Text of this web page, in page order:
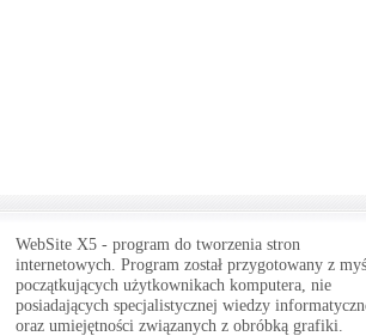
WebSite X5 - program do tworzenia stron
internetowych. Program został przygotowany z
początkujących użytkownikach komputera, nie
posiadających specjalistycznej wiedzy
oraz umiejętności związanych z obróbką grafiki.